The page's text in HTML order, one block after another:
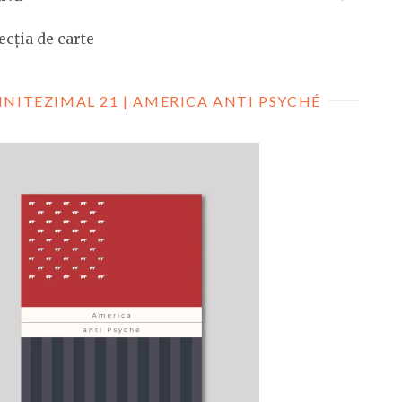
de carte
21 | AMERICA ANTI PSYCHÉ